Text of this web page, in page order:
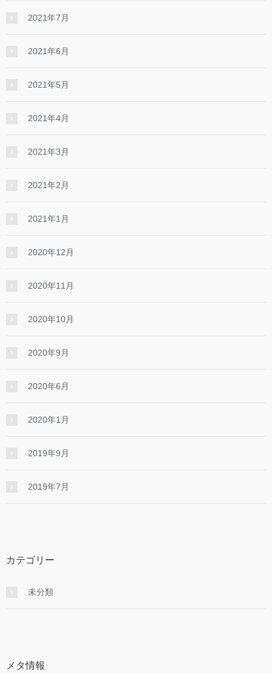
2021年7月
2021年6月
2021年5月
2021年4月
2021年3月
2021年2月
2021年1月
2020年12月
2020年11月
2020年10月
2020年9月
2020年6月
2020年1月
2019年9月
2019年7月
カテゴリー
未分類
メタ情報